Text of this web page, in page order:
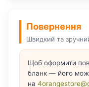
Повернення
Швидкий та
Щоб оформити
бланк — його
на